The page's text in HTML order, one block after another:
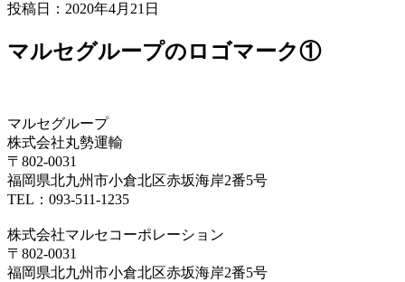
投稿日：2020年4月21日
マルセグループのロゴマーク①
マルセグループ
株式会社丸勢運輸
〒802-0031
福岡県北九州市小倉北区赤坂海岸2番5号
TEL：093-511-1235
株式会社マルセコーポレーション
〒802-0031
福岡県北九州市小倉北区赤坂海岸2番5号